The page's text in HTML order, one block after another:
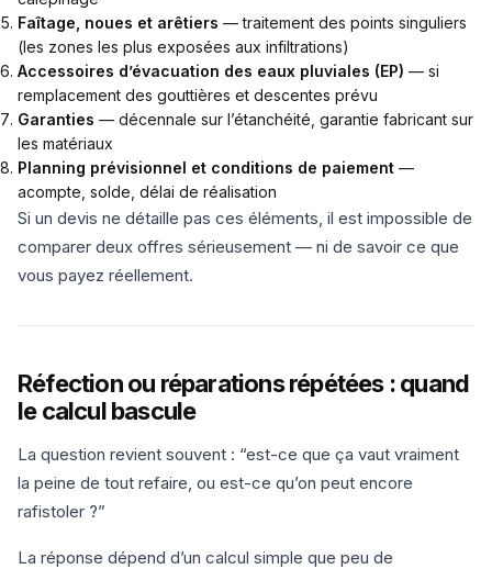
Faîtage, noues et arêtiers — traitement des points singuliers
(les zones les plus exposées aux infiltrations)
Accessoires d’évacuation des eaux pluviales (EP) — si
remplacement des gouttières et descentes prévu
Garanties — décennale sur l’étanchéité, garantie fabricant sur
les matériaux
Planning prévisionnel et conditions de paiement —
acompte, solde, délai de réalisation
Si un devis ne détaille pas ces éléments, il est impossible de
comparer deux offres sérieusement — ni de savoir ce que
vous payez réellement.
Réfection ou réparations répétées : quand
le calcul bascule
La question revient souvent : “est-ce que ça vaut vraiment
la peine de tout refaire, ou est-ce qu’on peut encore
rafistoler ?”
La réponse dépend d’un calcul simple que peu de